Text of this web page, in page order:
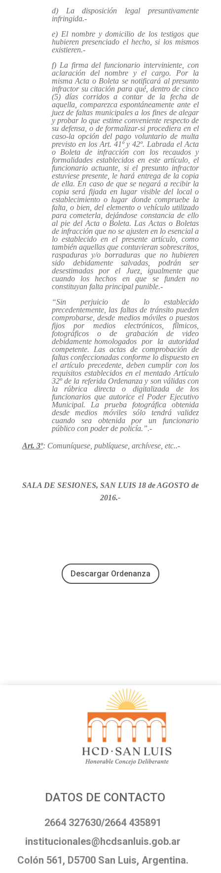
d) La disposición legal presuntivamente
infringida.-
e) El nombre y domicilio de los testigos que
hubieren presenciado el hecho, si los mismos
existieren.-
f) La firma del funcionario interviniente, con
aclaración del nombre y el cargo. Por la
misma Acta o Boleta se notificará al presunto
infractor su citación para qué, dentro de cinco
(5) días corridos a contar de la fecha de
aquella, comparezca espontáneamente ante el
juez de faltas municipales a los fines de alegar
y probar lo que estime conveniente respecto de
su defensa, o de formalizar-si procediera en el
caso-la opción del pago voluntario de multa
previsto en los Art. 41º y 42º. Labrada el Acta
o Boleta de infracción con los recaudos y
formalidades establecidos en este artículo, el
funcionario actuante, si el presunto infractor
estuviese presente, le hará entrega de la copia
de ella. En caso de que se negará a recibir la
copia será fijada en lugar visible del local o
establecimiento o lugar donde compruebe la
falta, o bien, del elemento o vehículo utilizado
para cometerla, dejándose constancia de ello
al pie del Acta o Boleta. Las Actas o Boletas
de infracción que no se ajusten en lo esencial a
lo establecido en el presente artículo, como
también aquellas que contuvieran sobrescritos,
raspaduras y/o borraduras que no hubieren
sido debidamente salvadas, podrán ser
desestimadas por el Juez, igualmente que
cuando los hechos en que se funden no
constituyan falta principal punible.-
“Sin perjuicio de lo establecido
precedentemente, las faltas de tránsito pueden
comprobarse, desde medios móviles o puestos
fijos por medios electrónicos, fílmicos,
fotográficos o de grabación de video
debidamente homologados por la autoridad
competente. Las actas de comprobación de
faltas confeccionadas conforme lo dispuesto en
el artículo precedente, deben cumplir con los
requisitos establecidos en el mentado Artículo
32º de la referida Ordenanza y son válidas con
la rúbrica directa o digitalizada de los
funcionarios que autorice el Poder Ejecutivo
Municipal. La prueba fotográfica obtenida
desde medios móviles sólo tendrá validez
cuando sea obtenida por un funcionario
público con poder de policía.”.-
Art. 3º: Comuníquese, publíquese, archívese, etc..-
SALA DE SESIONES, SAN LUIS 18 de AGOSTO de
2016.-
Descargar Ordenanza
DATOS DE CONTACTO
2664 327630/2664 435891
institucionales@hcdsanluis.gob.ar
Colón 561, D5700 San Luis, Argentina.